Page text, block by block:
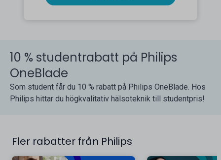
10 % studentrabatt på Philips
OneBlade
Som student får du 10 % rabatt på Philips OneBlade. Hos
Philips hittar du högkvalitativ hälsoteknik till studentpris!
Fler rabatter från Philips